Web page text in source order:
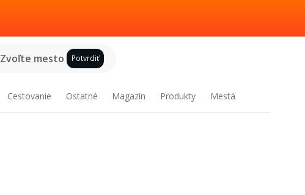
Zvoľte mesto Potvrdiť
Cestovanie Ostatné Magazín Produkty Mestá